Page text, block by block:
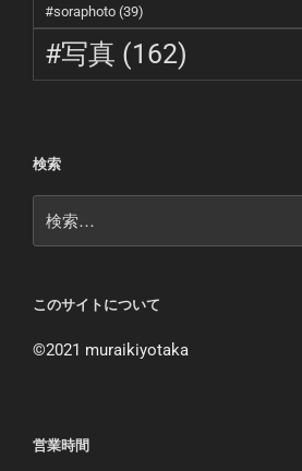
#soraphoto (39)
#写真 (162)
検索
このサイトについて
©︎2021 muraikiyotaka
営業時間